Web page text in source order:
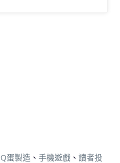
Q蛋製造 、 手機遊戲、 讀者投